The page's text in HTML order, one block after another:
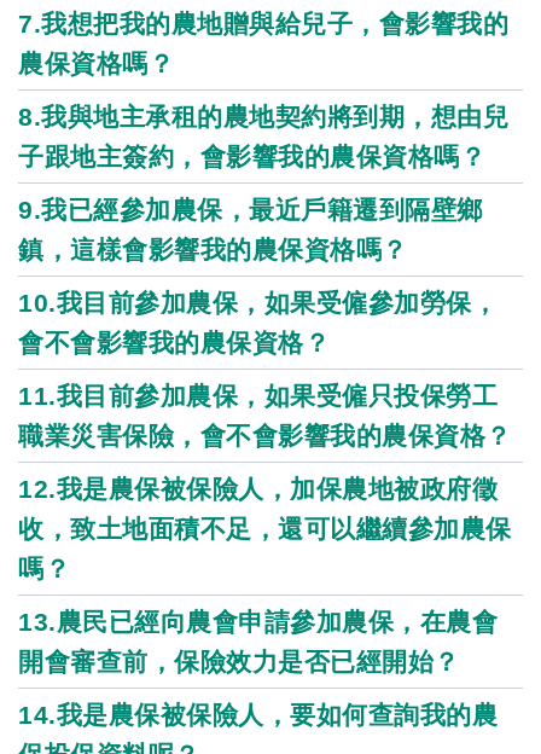
7.我想把我的農地贈與給兒子，會影響我的
農保資格嗎？
8.我與地主承租的農地契約將到期，想由兒
子跟地主簽約，會影響我的農保資格嗎？
9.我已經參加農保，最近戶籍遷到隔壁鄉
鎮，這樣會影響我的農保資格嗎？
10.我目前參加農保，如果受僱參加勞保，
會不會影響我的農保資格？
11.我目前參加農保，如果受僱只投保勞工
職業災害保險，會不會影響我的農保資格？
12.我是農保被保險人，加保農地被政府徵
收，致土地面積不足，還可以繼續參加農保
嗎？
13.農民已經向農會申請參加農保，在農會
開會審查前，保險效力是否已經開始？
14.我是農保被保險人，要如何查詢我的農